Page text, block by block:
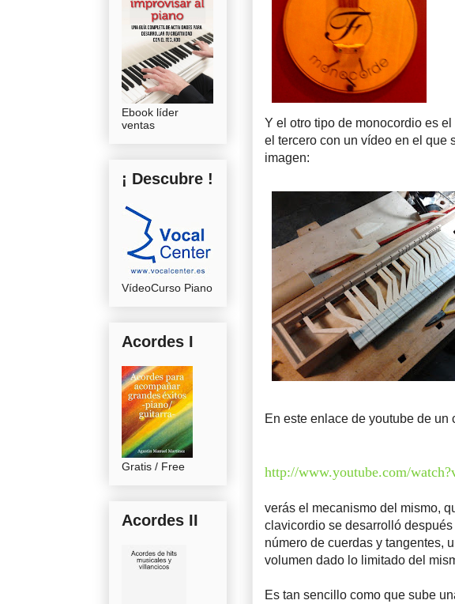
Y el otro tipo de monocordio es
el tercero con un vídeo en el que
imagen:
En este enlace de youtube de un
http://www.youtube.com/
verás el mecanismo del mismo,
clavicordio se desarrolló
número de cuerdas y tangentes,
volumen dado lo limitado del
Es tan sencillo como que sube
Ebook líder
ventas
¡ Descubre !
VídeoCurso Piano
Acordes I
Gratis / Free
Acordes II